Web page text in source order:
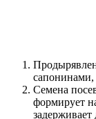
Семена
формирует